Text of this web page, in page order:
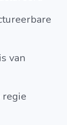
van
regie